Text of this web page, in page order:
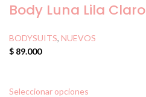
Body Luna Lila Claro
BODYSUITS, NUEVOS
$ 89.000
Seleccionar opciones